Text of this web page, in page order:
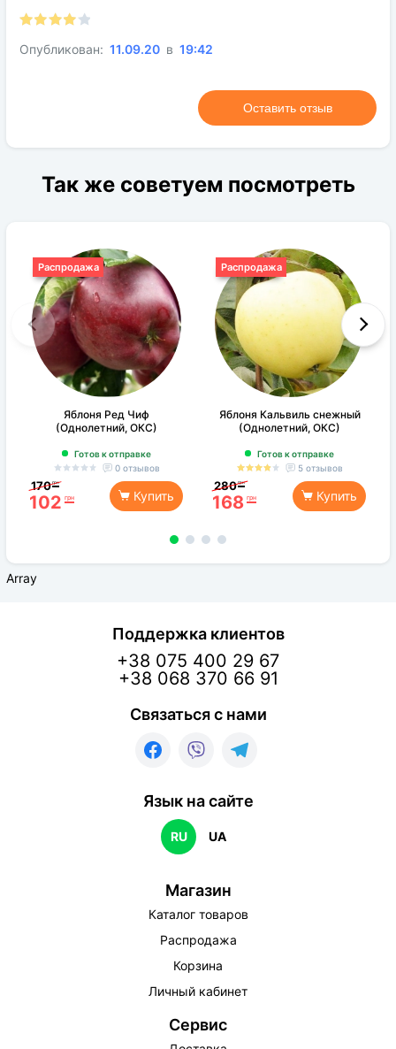
Солнечный свет:
нормального качества, песок, чернозем
Опубликован: 11.09.20 в 19:42
Оставить отзыв
Так же советуем посмотреть
Яблоня Ред Чиф
(Однолетний, ОКС)
Готов к отправке
0 отзывов
170 грн
102 грн Купить
Распродажа
Яблоня Кальвиль снежный
(Однолетний, ОКС)
Готов к отправке
5 отзывов
280 грн
168 грн Купить
Распродажа
Array
Поддержка клиентов
+38 075 400 29 67
+38 068 370 66 91
Связаться с нами
Язык на сайте
RU UA
Магазин
Каталог товаров
Распродажа
Корзина
Личный кабинет
Сервис